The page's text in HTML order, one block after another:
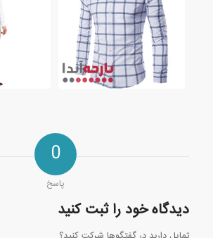
0
پاسخ
دیدگاه خود را ثبت کنید